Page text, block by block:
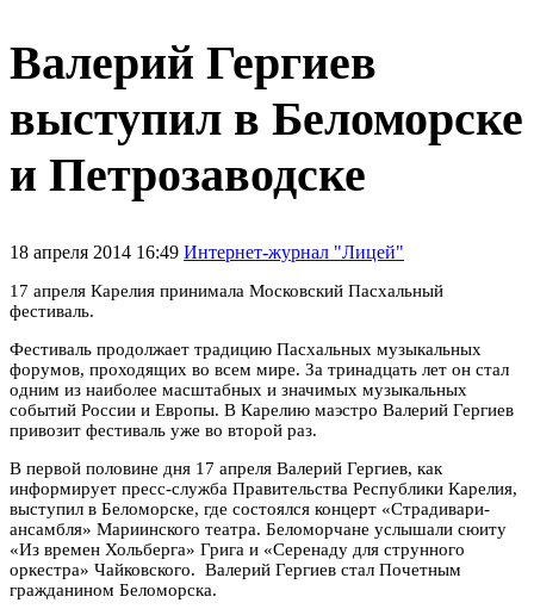
Валерий Гергиев
выступил в Беломорске
и Петрозаводске
18 апреля 2014 16:49 Интернет-журнал "Лицей"
17 апреля Карелия принимала Московский Пасхальный
фестиваль.
Фестиваль продолжает традицию Пасхальных музыкальных
форумов, проходящих во всем мире. За тринадцать лет он стал
одним из наиболее масштабных и значимых музыкальных
событий России и Европы. В Карелию маэстро Валерий Гергиев
привозит фестиваль уже во второй раз.
В первой половине дня 17 апреля Валерий Гергиев, как
информирует пресс-служба Правительства Республики Карелия,
выступил в Беломорске, где состоялся концерт «Страдивари-
ансамбля» Мариинского театра. Беломорчане услышали сюиту
«Из времен Хольберга» Грига и «Серенаду для струнного
оркестра» Чайковского. Валерий Гергиев стал Почетным
гражданином Беломорска.